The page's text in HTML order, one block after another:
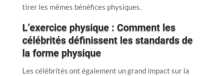
tirer les mêmes bénéfices physiques.
L’exercice physique : Comment les
célébrités définissent les standards de
la forme physique
Les célébrités ont également un grand impact sur la